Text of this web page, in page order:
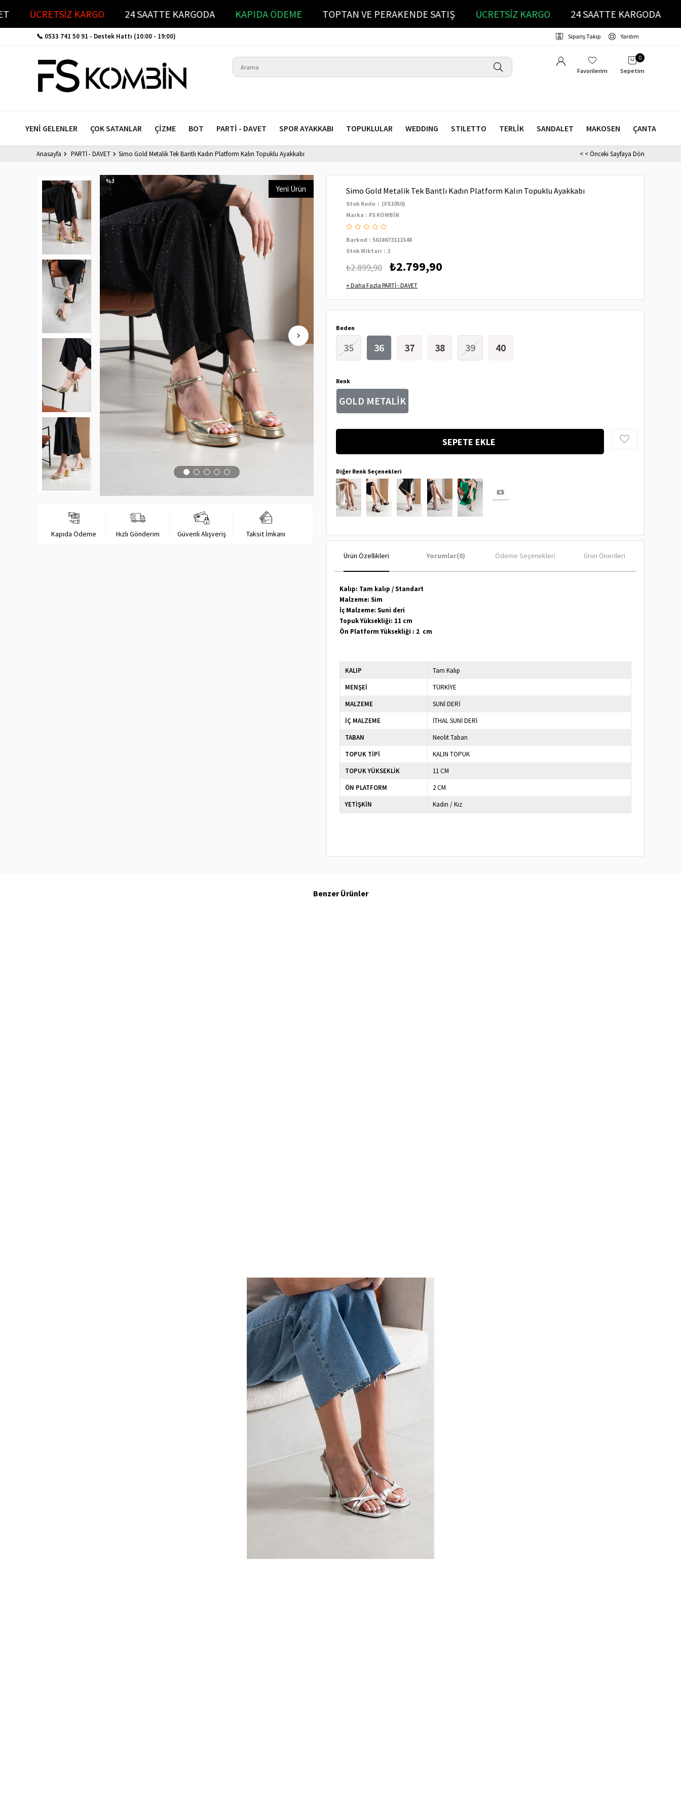
ÜCRETSİZ KARGO 24 SAATTE KARGODA KAPIDA ÖDEME TOPTAN VE PERAKENDE SATIŞ ÜCRETSİZ KARGO 24 SAATTE KARGODA
📞 0533 741 50 91 - Destek Hattı (10:00 - 19:00) Sipariş Takip Yardım
Sepetim
0
Favorilerim
YENİ GELENLER ÇOK SATANLAR ÇİZME BOT PARTİ - DAVET SPOR AYAKKABI TOPUKLULAR WEDDING STILETTO TERLİK SANDALET MAKOSEN ÇANTA
Anasayfa PARTİ - DAVET Simo Gold Metalik Tek Bantlı Kadın Platform Kalın Topuklu Ayakkabı < < Önceki Sayfaya Dön
%3
İndirim
Yeni Ürün
Kapıda Ödeme Hızlı Gönderim Güvenli Alışveriş Taksit İmkanı
Simo Gold Metalik Tek Bantlı Kadın Platform Kalın Topuklu Ayakkabı
Stok Kodu
(FS1050)
Marka : FS KOMBİN
Barkod : 5618673111548
Stok Miktarı : 2
₺2.899,90 ₺2.799,90
+ Daha Fazla PARTİ - DAVET
Beden
35 36 37 38 39 40
Renk
GOLD METALİK
Diğer Renk Seçenekleri
Ürün Özellikleri Yorumlar(0) Ödeme Seçenekleri Ürün Önerileri
Kalıp: Tam kalıp / Standart
Malzeme: Sim
İç Malzeme: Suni deri
Topuk Yüksekliği: 11 cm
Ön Platform Yüksekliği : 2 cm
KALIP
Tam Kalıp
MENŞEİ
TÜRKİYE
MALZEME
SUNİ DERİ
İÇ MALZEME
İTHAL SUNİ DERİ
TABAN
Neolit Taban
TOPUK TİPİ
KALIN TOPUK
TOPUK YÜKSEKLİK
11 CM
ÖN PLATFORM
2 CM
YETİŞKİN
Kadın / Kız
Benzer Ürünler